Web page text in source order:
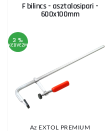
F bilincs - asztalosipari -
600x100mm
3 %
KEDVEZMÉNY
Az EXTOL PREMIUM